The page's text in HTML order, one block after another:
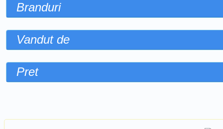
Branduri
Vandut de
Pret